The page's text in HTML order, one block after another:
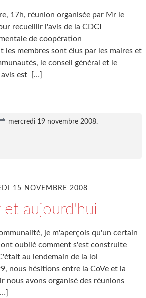
17h, réunion organisée par Mr le
recueillir l'avis de la CDCI
de coopération
les membres sont élus par les maires et
le conseil général et le
est
[…]
mercredi 19 novembre 2008.
15 NOVEMBRE 2008
et aujourd'hui
je m'aperçois qu'un certain
oublié comment s'est construite
au lendemain de la loi
nous hésitions entre la CoVe et la
nous avons organisé des réunions